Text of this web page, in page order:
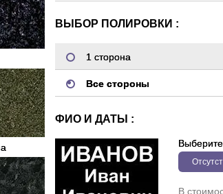
ВЫБОР ПОЛИРОВКИ :
1 сторона
Все стороны
ФИО И ДАТЫ :
В